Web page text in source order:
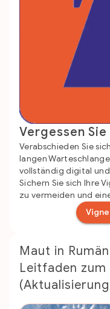
Vergessen
Verabschieden Sie
langen
vollständig digital
Sichern Sie sich Ihre
zu vermeiden und
Maut in
Leitfaden zum